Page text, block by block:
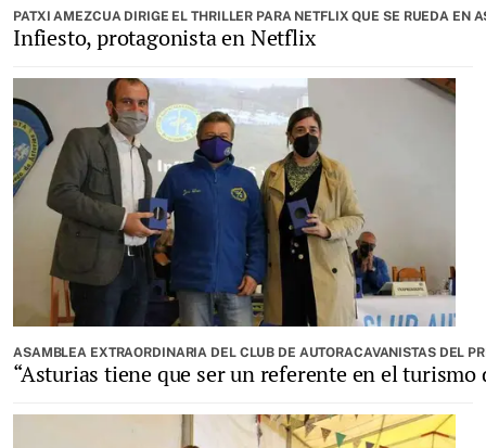
PATXI AMEZCUA DIRIGE EL THRILLER PARA NETFLIX QUE SE RUEDA EN
Infiesto, protagonista en Netflix
ASAMBLEA EXTRAORDINARIA DEL CLUB DE AUTORACAVANISTAS DEL
“Asturias tiene que ser un referente en el turismo